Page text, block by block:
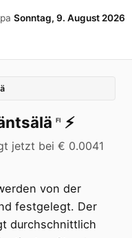
Sonntag, 9. August 2026
FI ⚡️
jetzt bei € 0.0041
von der
festgelegt. Der
durchschnittlich